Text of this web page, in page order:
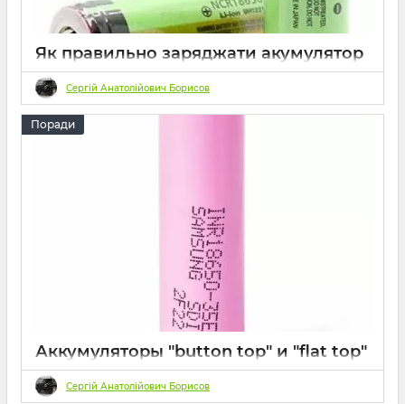
Як правильно заряджати акумулятор
ліхтарика?
24 2023
Сергій Анатолійович Борисов
Поради
Аккумуляторы "button top" и "flat top"
в чем отличие?
22 2023
Сергій Анатолійович Борисов